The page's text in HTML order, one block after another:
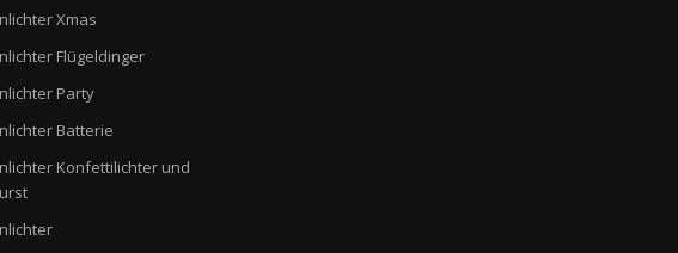
Xmas
Flügeldinger
Party
Batterie
Konfettilichter und